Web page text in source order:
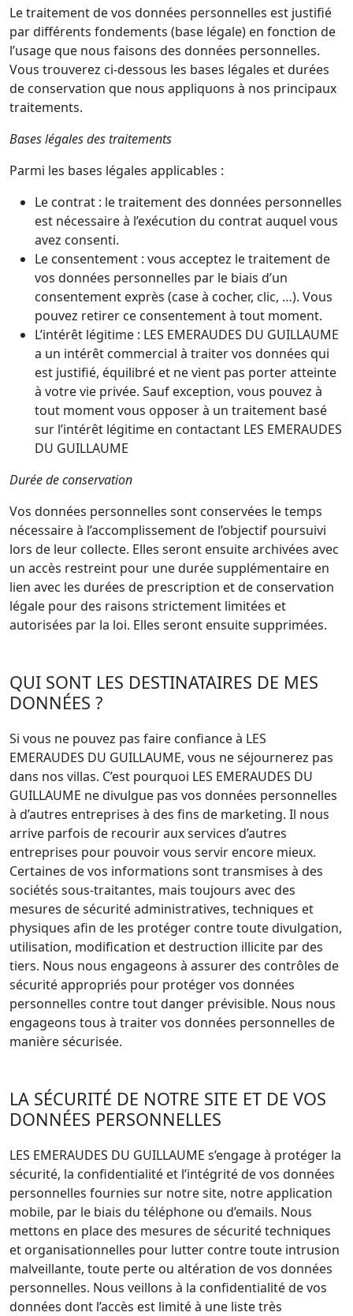
Le traitement de vos données personnelles est justifié
par différents fondements (base légale) en fonction de
l’usage que nous faisons des données personnelles.
Vous trouverez ci-dessous les bases légales et durées
de conservation que nous appliquons à nos principaux
traitements.
Bases légales des traitements
Parmi les bases légales applicables :
Le contrat : le traitement des données personnelles
est nécessaire à l’exécution du contrat auquel vous
avez consenti.
Le consentement : vous acceptez le traitement de
vos données personnelles par le biais d’un
consentement exprès (case à cocher, clic, …). Vous
pouvez retirer ce consentement à tout moment.
L’intérêt légitime : LES EMERAUDES DU GUILLAUME
a un intérêt commercial à traiter vos données qui
est justifié, équilibré et ne vient pas porter atteinte
à votre vie privée. Sauf exception, vous pouvez à
tout moment vous opposer à un traitement basé
sur l’intérêt légitime en contactant LES EMERAUDES
DU GUILLAUME
Durée de conservation
Vos données personnelles sont conservées le temps
nécessaire à l’accomplissement de l’objectif poursuivi
lors de leur collecte. Elles seront ensuite archivées avec
un accès restreint pour une durée supplémentaire en
lien avec les durées de prescription et de conservation
légale pour des raisons strictement limitées et
autorisées par la loi. Elles seront ensuite supprimées.
QUI SONT LES DESTINATAIRES DE MES
DONNÉES ?
Si vous ne pouvez pas faire confiance à LES
EMERAUDES DU GUILLAUME, vous ne séjournerez pas
dans nos villas. C’est pourquoi LES EMERAUDES DU
GUILLAUME ne divulgue pas vos données personnelles
à d’autres entreprises à des fins de marketing. Il nous
arrive parfois de recourir aux services d’autres
entreprises pour pouvoir vous servir encore mieux.
Certaines de vos informations sont transmises à des
sociétés sous-traitantes, mais toujours avec des
mesures de sécurité administratives, techniques et
physiques afin de les protéger contre toute divulgation,
utilisation, modification et destruction illicite par des
tiers. Nous nous engageons à assurer des contrôles de
sécurité appropriés pour protéger vos données
personnelles contre tout danger prévisible. Nous nous
engageons tous à traiter vos données personnelles de
manière sécurisée.
LA SÉCURITÉ DE NOTRE SITE ET DE VOS
DONNÉES PERSONNELLES
LES EMERAUDES DU GUILLAUME s’engage à protéger la
sécurité, la confidentialité et l’intégrité de vos données
personnelles fournies sur notre site, notre application
mobile, par le biais du téléphone ou d’emails. Nous
mettons en place des mesures de sécurité techniques
et organisationnelles pour lutter contre toute intrusion
malveillante, toute perte ou altération de vos données
personnelles. Nous veillons à la confidentialité de vos
données dont l’accès est limité à une liste très